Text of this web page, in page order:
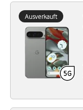
Ausverkauft